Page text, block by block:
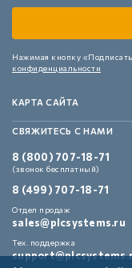
Нажимая кнопку
конфиденциальности
КАРТА САЙТА
СВЯЖИТЕСЬ С НАМИ
8 (800) 707-18-71
(звонок бесплатный)
8 (499) 707-18-71
Отдел продаж
sales@plcsystems.ru
Тех. поддержка